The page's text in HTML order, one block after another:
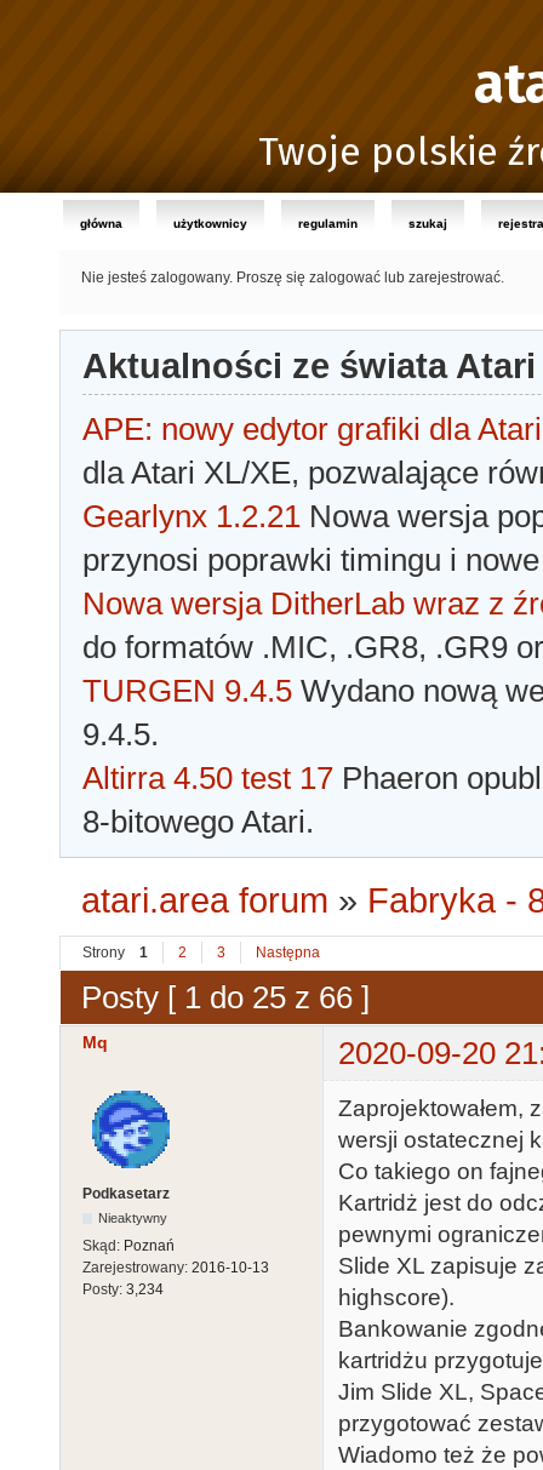
Twoje polskie
główna użytkownicy regulamin szukaj
Nie jesteś zalogowany. Proszę się zalogować lub zarejestrować.
Aktualności ze świata Atari
APE: nowy edytor grafiki dla Atari
dla Atari XL/XE, pozwalające
Gearlynx 1.2.21 Nowa wersja
przynosi poprawki timingu i
Nowa wersja DitherLab wraz z
do formatów .MIC, .GR8, .GR9
TURGEN 9.4.5 Wydano nową
9.4.5.
Altirra 4.50 test 17 Phaeron
8-bitowego Atari.
atari.area forum » Fabryka -
Strony 1 2 3 Następna
Posty [ 1 do 25 z 66 ]
Mq 2020-09-20
Podkasetarz
Nieaktywny
Skąd: Poznań
Zarejestrowany: 2016-10-13
Posty: 3,234
Zaprojektowałem,
wersji ostatecznej
Co takiego on
Kartridż jest do
pewnymi
Slide XL zapisuje
highscore).
Bankowanie
kartridżu
Jim Slide XL,
przygotować
Wiadomo też że